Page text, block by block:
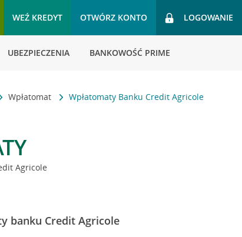
WEŹ KREDYT OTWÓRZ KONTO LOGOWANIE
UBEZPIECZENIA BANKOWOŚĆ PRIME
Wpłatomat Wpłatomaty Banku Credit Agricole
Agricole
banku Credit Agricole